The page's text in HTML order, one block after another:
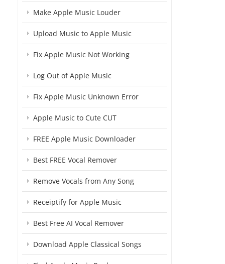
Make Apple Music Louder
Upload Music to Apple Music
Fix Apple Music Not Working
Log Out of Apple Music
Fix Apple Music Unknown Error
Apple Music to Cute CUT
FREE Apple Music Downloader
Best FREE Vocal Remover
Remove Vocals from Any Song
Receiptify for Apple Music
Best Free AI Vocal Remover
Download Apple Classical Songs